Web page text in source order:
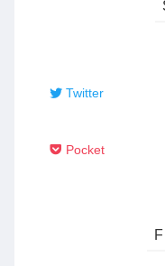
Twitter
Pocket